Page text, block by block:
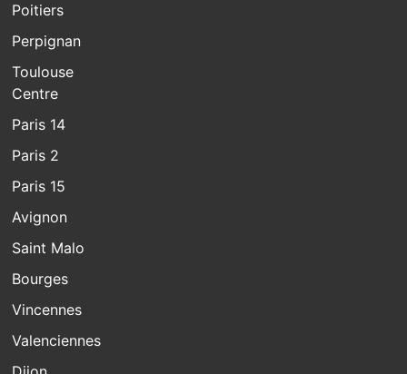
Poitiers
Perpignan
Toulouse
Centre
Paris 14
Paris 2
Paris 15
Avignon
Saint Malo
Bourges
Vincennes
Valenciennes